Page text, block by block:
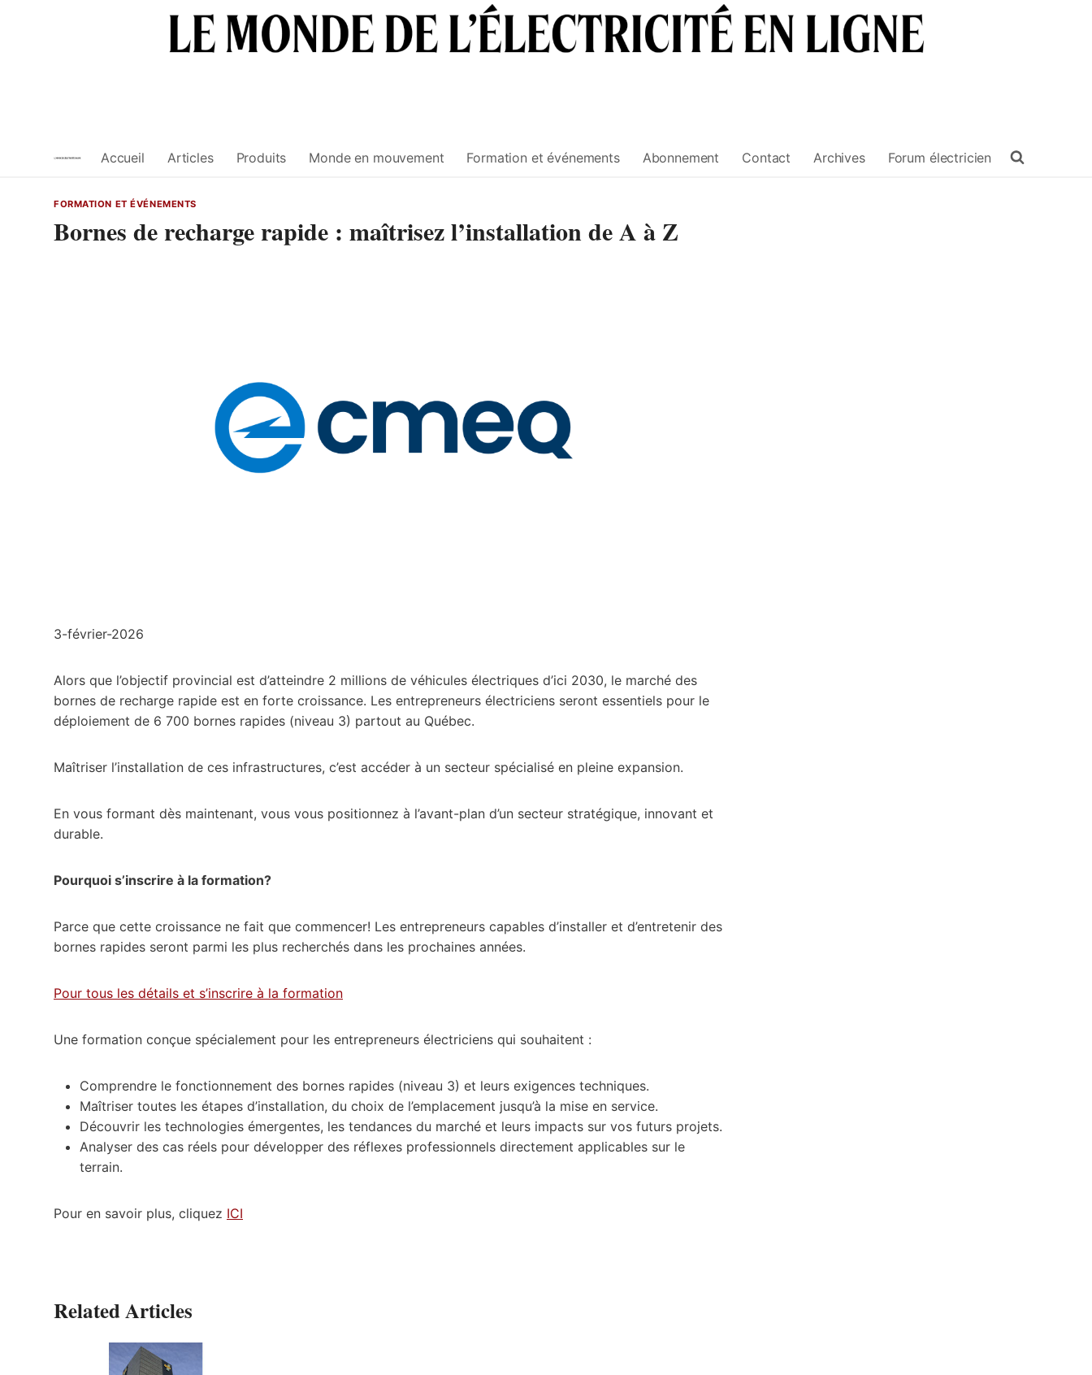
Accueil Articles Produits Monde en mouvement Formation et événements Abonnement Contact Archives Forum électricien
FORMATION ET ÉVÉNEMENTS
Bornes de recharge rapide : maîtrisez l’installation de A à Z
3-février-2026
Alors que l’objectif provincial est d’atteindre 2 millions de véhicules électriques d’ici 2030, le marché des
bornes de recharge rapide est en forte croissance. Les entrepreneurs électriciens seront essentiels pour le
déploiement de 6 700 bornes rapides (niveau 3) partout au Québec.
Maîtriser l’installation de ces infrastructures, c’est accéder à un secteur spécialisé en pleine expansion.
En vous formant dès maintenant, vous vous positionnez à l’avant-plan d’un secteur stratégique, innovant et
durable.
Pourquoi s’inscrire à la formation?
Parce que cette croissance ne fait que commencer! Les entrepreneurs capables d’installer et d’entretenir des
bornes rapides seront parmi les plus recherchés dans les prochaines années.
Pour tous les détails et s’inscrire à la formation
Une formation conçue spécialement pour les entrepreneurs électriciens qui souhaitent :
Comprendre le fonctionnement des bornes rapides (niveau 3) et leurs exigences techniques.
Maîtriser toutes les étapes d’installation, du choix de l’emplacement jusqu’à la mise en service.
Découvrir les technologies émergentes, les tendances du marché et leurs impacts sur vos futurs projets.
Analyser des cas réels pour développer des réflexes professionnels directement applicables sur le
terrain.
Pour en savoir plus, cliquez ICI
Related Articles